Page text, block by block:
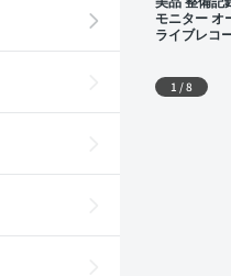
モニター オ
ライブレコ
外装 左前
1 /8